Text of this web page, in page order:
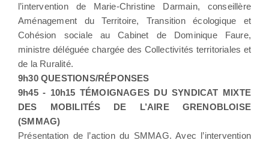
l’intervention de Marie-Christine Darmain, conseillère
Aménagement du Territoire, Transition écologique et
Cohésion sociale au Cabinet de Dominique Faure,
ministre déléguée chargée des Collectivités territoriales et
de la Ruralité.
9h30 QUESTIONS/RÉPONSES
9h45 - 10h15 TÉMOIGNAGES DU SYNDICAT MIXTE
DES MOBILITÉS DE L’AIRE GRENOBLOISE
(SMMAG)
Présentation de l’action du SMMAG. Avec l’intervention